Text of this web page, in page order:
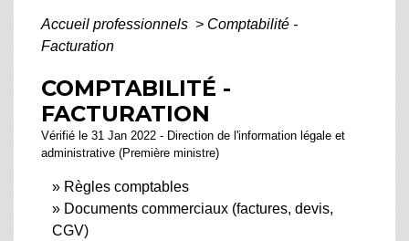
Accueil professionnels > Comptabilité -
Facturation
COMPTABILITÉ -
FACTURATION
Vérifié le 31 Jan 2022 - Direction de l'information légale et
administrative (Première ministre)
Règles comptables
Documents commerciaux (factures, devis,
CGV)